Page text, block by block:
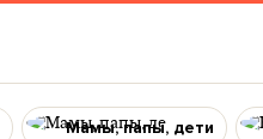
Мамы, папы, дети